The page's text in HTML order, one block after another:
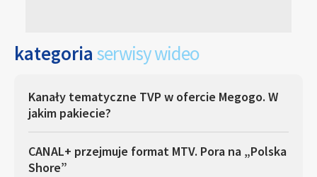
kategoria serwisy wideo
Kanały tematyczne TVP w ofercie Megogo. W
jakim pakiecie?
CANAL+ przejmuje format MTV. Pora na „Polska
Shore”